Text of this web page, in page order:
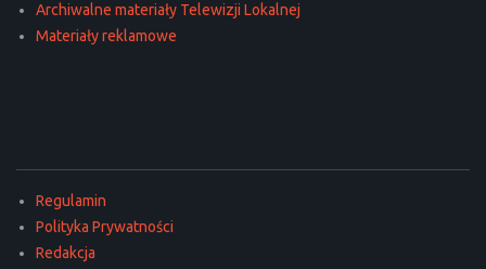
Archiwalne materiały Telewizji Lokalnej
Materiały reklamowe
Regulamin
Polityka Prywatności
Redakcja